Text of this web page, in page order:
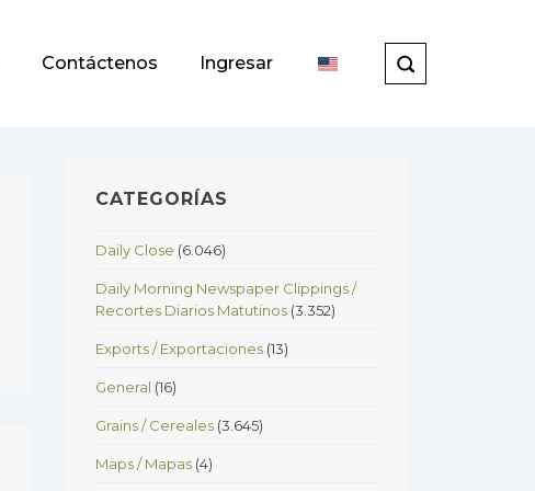
Contáctenos Ingresar
CATEGORÍAS
Daily Close (6.046)
Daily Morning Newspaper Clippings /
Recortes Diarios Matutinos (3.352)
Exports / Exportaciones (13)
General (16)
Grains / Cereales (3.645)
Maps / Mapas (4)